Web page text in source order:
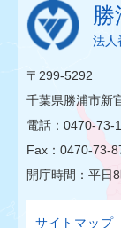
勝
法人
〒299-5292
千葉県勝浦市新
電話：0470-73-
Fax：0470-73-
開庁時間：平日
サイトマップ